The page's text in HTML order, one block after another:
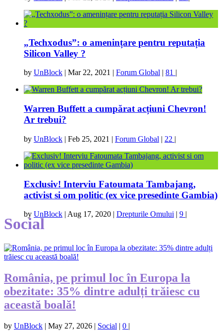
„Techxodus”: o amenințare pentru reputația
Silicon Valley ?
by UnBlock Mar 22, 2021 Forum Global 81
Warren Buffett a cumpărat acțiuni Chevron!
Ar trebui?
by UnBlock | Feb 25, 2021 | Forum Global | 22 |
Exclusiv! Interviu Fatoumata Tambajang,
activist si om politic (ex vice presedinte Gambia)
by UnBlock | Aug 17, 2020 | Drepturile Omului | 9 |
Social
România, pe primul loc în Europa la
obezitate: 35% dintre adulți trăiesc cu
această boală!
by UnBlock | May 27, 2026 | Social | 0 |